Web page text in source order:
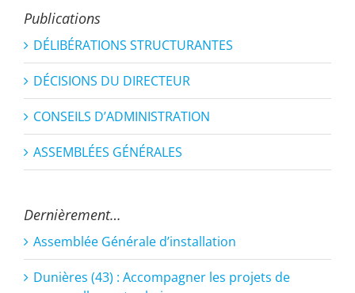
Publications
DÉLIBÉRATIONS STRUCTURANTES
DÉCISIONS DU DIRECTEUR
CONSEILS D’ADMINISTRATION
ASSEMBLÉES GÉNÉRALES
Dernièrement…
Assemblée Générale d’installation
Dunières (43) : Accompagner les projets de